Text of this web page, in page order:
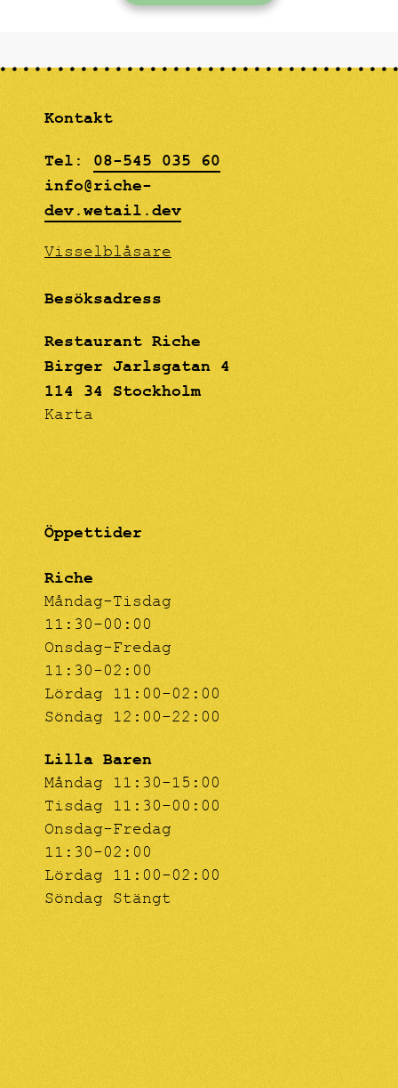
Öppettider
Riche
Måndag-Tisdag
11:30-00:00
Onsdag-Fredag
11:30-02:00
Lördag 11:00-02:00
Söndag 12:00-22:00
Lilla Baren
Måndag 11:30-15:00
Tisdag 11:30-00:00
Onsdag-Fredag
11:30-02:00
Lördag 11:00-02:00
Söndag Stängt
Kontakt
Tel: 08-545 035 60
info@riche-
dev.wetail.dev
Visselblåsare
Besöksadress
Restaurant Riche
Birger Jarlsgatan 4
114 34 Stockholm
Karta